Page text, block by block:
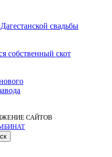
свадьбы
собственный скот
САЙТОВ